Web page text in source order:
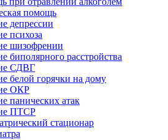
помощь
депрессии
психоза
шизофрении
биполярного расстройства
СДВГ
белой горячки на дому
ОКР
панических атак
ПТСР
стационар